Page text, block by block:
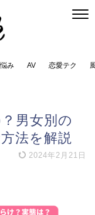
み AV 恋愛テク
男女別の
法を解説
2024年2月21日